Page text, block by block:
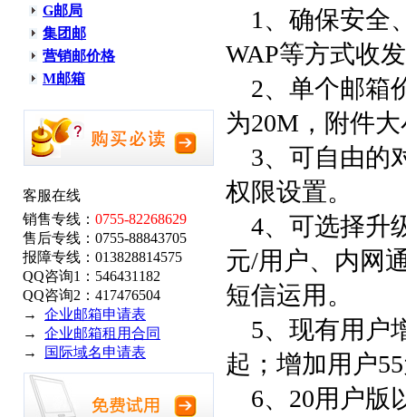
G邮局
集团邮
营销邮价格
M邮箱
客服在线
销售专线： 0755-82268629
售后专线：0755-88843705
报障专线：013828814575
QQ咨询1：546431182
QQ咨询2：417476504
→ 企业邮箱申请表
→ 企业邮箱租用合同
→
国际域名申请表
1、确保安全
WAP等方式收
2、单个邮箱
为20M，附件
3、可自由的
权限设置。
4、可选择升
元/用户、内网
短信运用。
5、现有用户
起；增加用户
6、20用户版